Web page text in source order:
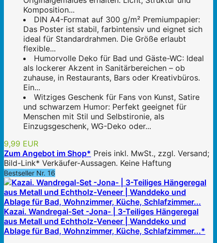
Komposition...
DIN A4-Format auf 300 g/m² Premiumpapier:
Das Poster ist stabil, farbintensiv und eignet sich
ideal für Standardrahmen. Die Größe erlaubt
flexible...
Humorvolle Deko für Bad und Gäste-WC: Ideal
als lockerer Akzent in Sanitärbereichen – ob
zuhause, in Restaurants, Bars oder Kreativbüros.
Ein...
Witziges Geschenk für Fans von Kunst, Satire
und schwarzem Humor: Perfekt geeignet für
Menschen mit Stil und Selbstironie, als
Einzugsgeschenk, WG-Deko oder...
9,99 EUR
Zum Angebot im Shop* Preis inkl. MwSt., zzgl. Versand;
Bild-Link* Verkäufer-Aussagen. Keine Haftung
Bestseller Nr. 16
Kazai. Wandregal-Set -Jona- | 3-Teiliges Hängeregal
aus Metall und Echtholz-Veneer | Wanddeko und
Ablage für Bad, Wohnzimmer, Küche, Schlafzimmer...*